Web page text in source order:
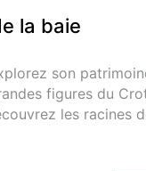
la baie
son
figures du
les racines